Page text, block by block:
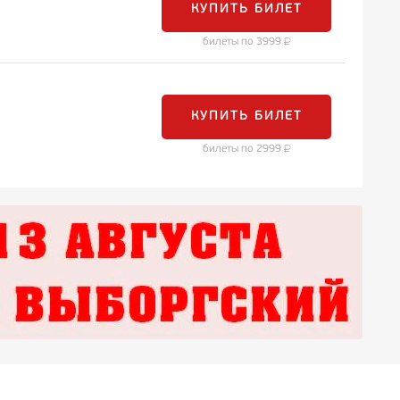
КУПИТЬ БИЛЕТ
билеты по 3999
КУПИТЬ БИЛЕТ
билеты по 2999